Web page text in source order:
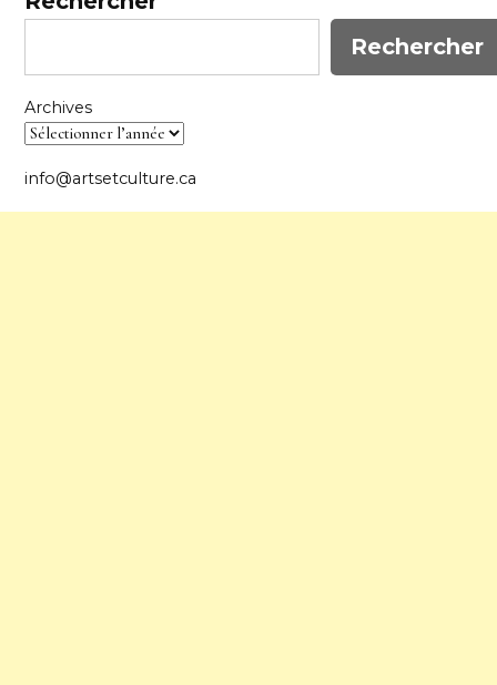
Rechercher
Archives
info@artsetculture.ca